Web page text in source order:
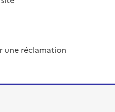
une réclamation